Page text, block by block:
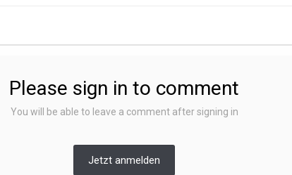
Please sign in to comment
You will be able to leave a comment after signing in
Jetzt anmelden